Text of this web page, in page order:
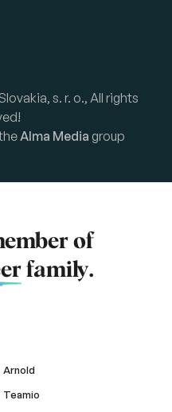
s. r. o., All rights
Alma Media group
of
family.
Arnold
Teamio